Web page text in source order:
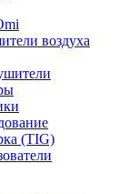
воздуха
(TIG)